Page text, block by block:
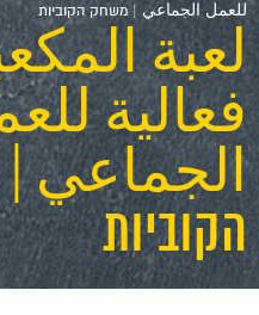
للعمل الجماعي | משחק הקוביות
لعبة
فعالية
الجماعي
הקוביות